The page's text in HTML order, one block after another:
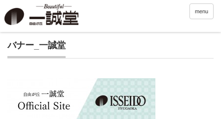
menu
バナー_一誠堂